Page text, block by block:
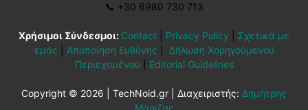
📞 +30 6980 730 713
Χρήσιμοι Σύνδεσμοι: Contact Privacy Policy
Σχετικά με
εμάς
Αποποίηση Ευθύνης
Δήλωση Χορηγούμενου
Περιεχομένου
Editorial Guidelines
Copyright © 2026 | TechNoid.gr | Διαχειριστής: Δημήτρης
Μάριζας